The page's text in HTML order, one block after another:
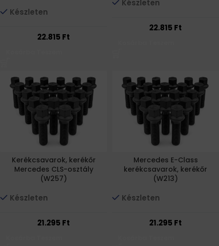
Készleten
22.815 Ft
Készleten
22.815 Ft
Kerékcsavarok, kerékőr
Mercedes CLS-osztály
(W257)
Készleten
21.295 Ft
Mercedes E-Class
kerékcsavarok, kerékőr
(W213)
Készleten
21.295 Ft